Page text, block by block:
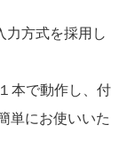
力方式を採用し
本で動作し、付
単にお使いいた